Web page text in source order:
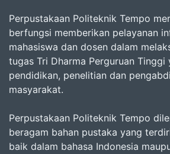
Perpustakaan Politeknik Tempo
berfungsi memberikan pelayanan
mahasiswa dan dosen dalam
tugas Tri Dharma Perguruan Tinggi
pendidikan, penelitian dan
masyarakat.
Perpustakaan Politeknik Tempo
beragam bahan pustaka yang
baik dalam bahasa Indonesia